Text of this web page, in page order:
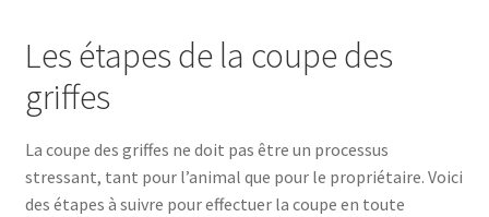
Les étapes de la coupe des
griffes
La coupe des griffes ne doit pas être un processus
stressant, tant pour l’animal que pour le propriétaire. Voici
des étapes à suivre pour effectuer la coupe en toute